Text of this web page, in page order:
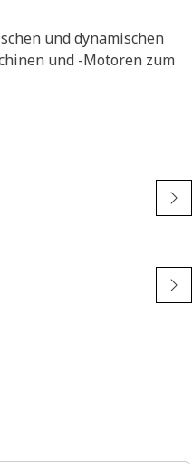
und dynamischen
und -Motoren zum